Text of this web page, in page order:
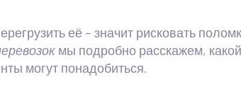
её – значит рисковать
мы подробно расскажем,
могут понадобиться.